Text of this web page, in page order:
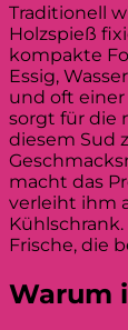
Traditionell
Holzspieß
kompakte
Essig,
und oft
sorgt für die
diesem Sud
macht das
verleiht ihm
Frische, die
Warum